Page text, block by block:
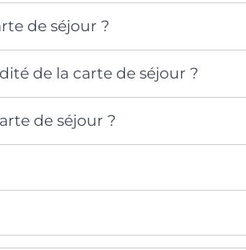
de séjour ?
de la carte de séjour ?
de séjour ?